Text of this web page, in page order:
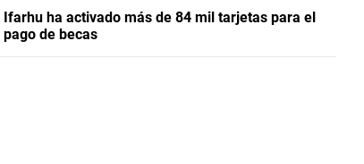
Ifarhu ha activado más de 84 mil tarjetas para el
pago de becas